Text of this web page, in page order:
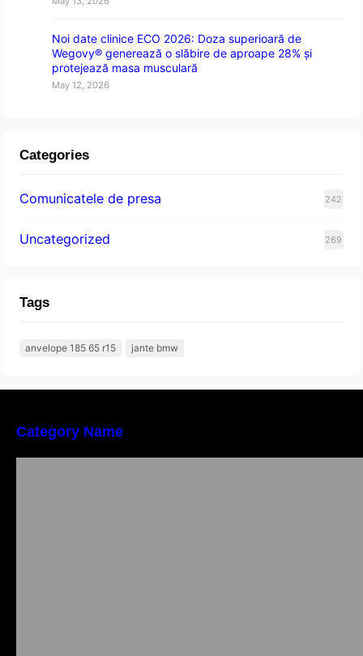
Noi date clinice ECO 2026: Doza superioară de
Wegovy® generează o slăbire de aproape 28% și
protejează masa musculară
May 12, 2026
Categories
Comunicatele de presa 242
Uncategorized 269
Tags
anvelope 185 65 r15 jante bmw
Category Name